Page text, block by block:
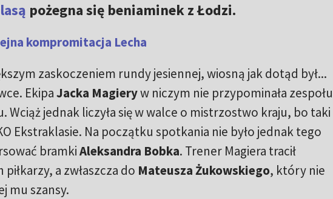
pożegna się beniaminek z Łodzi.
kompromitacja Lecha
zaskoczeniem rundy jesiennej, wiosną jak dotąd był...
EkipaJacka Magieryw niczym nie przypominała
jednak liczyła się w walce o mistrzostwo kraju, bo taki
Ekstraklasie. Na początku spotkania nie było jednak tego
bramkiAleksandra Bobka. Trener Magiera tracił
a zwłaszcza do Mateusza Żukowskiego, który nie
mu szansy.